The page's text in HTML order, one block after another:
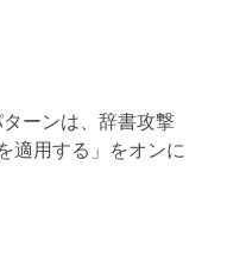
ーンは、辞書攻撃
適用する」をオンに